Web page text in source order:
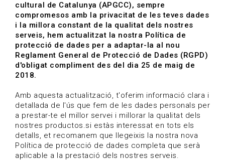
Convocatòries |
Biblioteques, llibre i edició
14-03-2023 fins al 30-03-2023
HOME
cultural de Catalunya (APGCC), sempre
compromesos amb la privacitat de les teves dades
i la millora constant de la qualitat dels nostres
serveis, hem actualitzat la nostra Política de
protecció de dades per a adaptar-la al nou
Reglament General de Protecció de Dades (RGPD)
d'obligat compliment des del dia 25 de maig de
2018.
Amb aquesta actualització, t'oferim informació clara i
detallada de l'ús que fem de les dades personals per
a prestar-te el millor servei i millorar la qualitat dels
nostres productos.si estàs interessat en tots els
detalls, et recomanem que llegeixis la nostra nova
Política de protecció de dades completa que serà
aplicable a la prestació dels nostres serveis.